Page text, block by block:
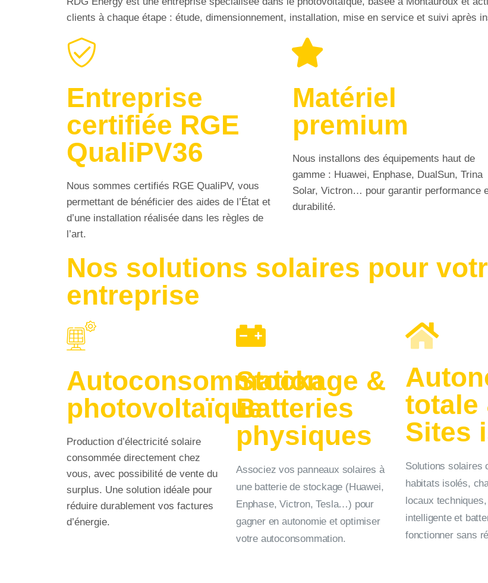
clients à chaque étape : étude, dimensionnement, installation, mise en service et suivi après
Entreprise
certifiée RGE
QualiPV36
Nous sommes certifiés RGE QualiPV, vous
permettant de bénéficier des aides de l’État et
d’une installation réalisée dans les règles de
l’art.
Matériel
premium
Nous installons des équipements haut de
gamme : Huawei, Enphase, DualSun, Trina
Solar, Victron… pour garantir performance
durabilité.
Nos solutions solaires pour
entreprise
Autoconsommation
photovoltaïque
Production d’électricité solaire
consommée directement chez
vous, avec possibilité de vente du
surplus. Une solution idéale pour
réduire durablement vos factures
d’énergie.
Stockage &
Batteries
physiques
Associez vos panneaux solaires à
une batterie de stockage (Huawei,
Enphase, Victron, Tesla…) pour
gagner en autonomie et optimiser
votre autoconsommation.
totale
Sites
Solutions solaires
habitats isolés,
locaux
intelligente et
fonctionner sans